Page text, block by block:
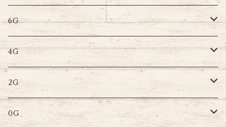
6G
へそピアス
サーキュラー
スパイラル
変形ピアス
バナナバーベル
へそピアス
サーキュラー
スパイラル
ラブレット
バナナバーベル
セグメントリング
サーキュラーバーベル
ストレートバーベル
ラブレット
バナナバーベル
セグメントリング
キャプティブリング
ストレートバーベル
ラブレット
セグメントリング
6G
キャプティブリング
ストレートバーベル
トンネル
4G
キャプティブリング
ストレートバーベル
2G
トンネル
0G